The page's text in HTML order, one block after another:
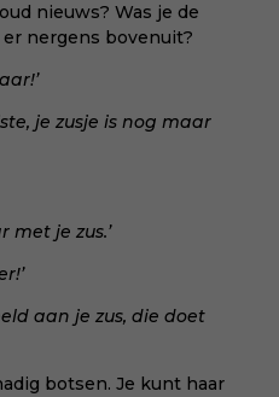
nieuws? Was je de
nergens bovenuit?
je zusje is nog maar
met je zus.’
aan je zus, die doet
botsen. Je kunt haar